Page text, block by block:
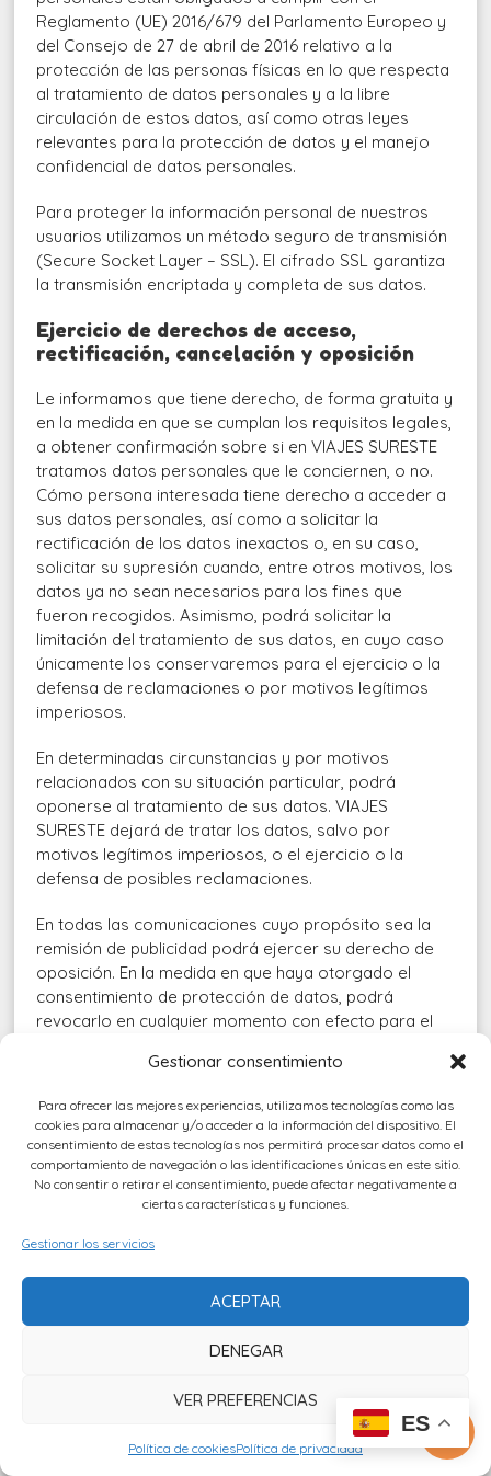
Gestionar consentimiento
Para ofrecer las mejores experiencias, utilizamos tecnologías como las
cookies para almacenar y/o acceder a la información del dispositivo. El
consentimiento de estas tecnologías nos permitirá procesar datos como el
comportamiento de navegación o las identificaciones únicas en este sitio.
No consentir o retirar el consentimiento, puede afectar negativamente a
ciertas características y funciones.
Gestionar los servicios
ACEPTAR
DENEGAR
VER PREFERENCIAS
Política de cookiesPolítica de privacidad
Reglamento (UE) 2016/679 del Parlamento Europeo y
del Consejo de 27 de abril de 2016 relativo a la
protección de las personas físicas en lo que respecta
al tratamiento de datos personales y a la libre
circulación de estos datos, así como otras leyes
relevantes para la protección de datos y el manejo
confidencial de datos personales.
Para proteger la información personal de nuestros
usuarios utilizamos un método seguro de transmisión
(Secure Socket Layer – SSL). El cifrado SSL garantiza
la transmisión encriptada y completa de sus datos.
Ejercicio de derechos de acceso,
rectificación, cancelación y oposición
Le informamos que tiene derecho, de forma gratuita y
en la medida en que se cumplan los requisitos legales,
a obtener confirmación sobre si en VIAJES SURESTE
tratamos datos personales que le conciernen, o no.
Cómo persona interesada tiene derecho a acceder a
sus datos personales, así como a solicitar la
rectificación de los datos inexactos o, en su caso,
solicitar su supresión cuando, entre otros motivos, los
datos ya no sean necesarios para los fines que
fueron recogidos. Asimismo, podrá solicitar la
limitación del tratamiento de sus datos, en cuyo caso
únicamente los conservaremos para el ejercicio o la
defensa de reclamaciones o por motivos legítimos
imperiosos.
En determinadas circunstancias y por motivos
relacionados con su situación particular, podrá
oponerse al tratamiento de sus datos. VIAJES
SURESTE dejará de tratar los datos, salvo por
motivos legítimos imperiosos, o el ejercicio o la
defensa de posibles reclamaciones.
En todas las comunicaciones cuyo propósito sea la
remisión de publicidad podrá ejercer su derecho de
oposición. En la medida en que haya otorgado el
consentimiento de protección de datos, podrá
revocarlo en cualquier momento con efecto para el
escrito a VIAJES SURESTE con la referencia
«Derechos RGPD», a su sede social sita en
C/Mahonia, 2 (28043) de Madrid adjuntando copia de
un documento oficial de identificación o mediante
correo electrónico dirigido al DPO de VIAJES
SURESTE (info@viajesureste.com).
Reclamaciones ante la autoridad de
protección de datos
El usuario puede dirigir sus reclamaciones derivadas
ante la Agencia Española de Protección de Datos

ES